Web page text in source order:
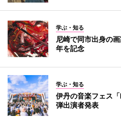
学ぶ・知る
尼崎で同市出身の
年を記念
学ぶ・知る
伊丹の音楽フェス
弾出演者発表